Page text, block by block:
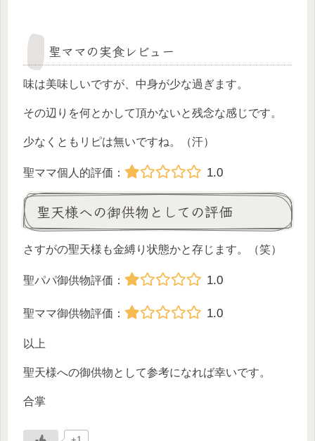
聖ママの実食レビュー
味は美味しいですが、中身が少な過ぎます。
その辺りを何とかして頂かないと残念な感じです。
少なくともリピは無いですね。（汗）
聖ママ個人的評価： 1.0
聖天様への御供物としての評価
さすがの聖天様も金縛り状態かと存じます。（笑）
聖パパ御供物評価： 1.0
聖ママ御供物評価： 1.0
以上
聖天様への御供物として参考になれば幸いです。
合掌